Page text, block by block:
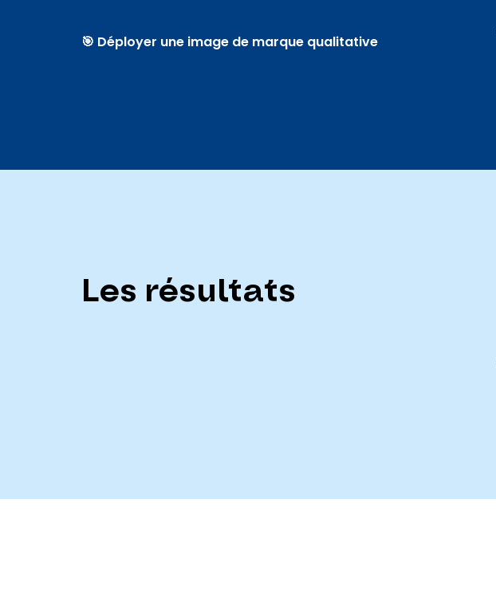
🎯 Déployer une image de marque qualitative
Les résultats